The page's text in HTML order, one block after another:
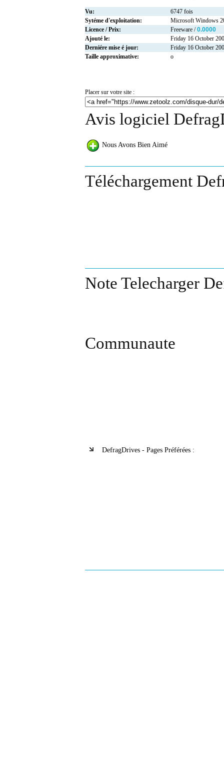
Vu:
6747 fois
Sytéme d'exploitation:
Microsoft Windows
Licence / Prix:
Freeware /0.0000
Ajouté le:
Friday 16 October
Derniére mise é jour:
Friday 16 October
Taille approximative:
o
Placer sur votre site :
Avis logiciel
Nous Avons Bien Aimé
Téléchargement
Note Telecharger
Communaute
DefragDrives - Pages Préférées :